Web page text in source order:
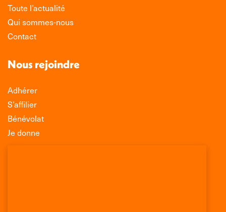
Toute l’actualité
Qui sommes-nous
Contact
Nous rejoindre
Adhérer
S’affilier
Bénévolat
Je donne